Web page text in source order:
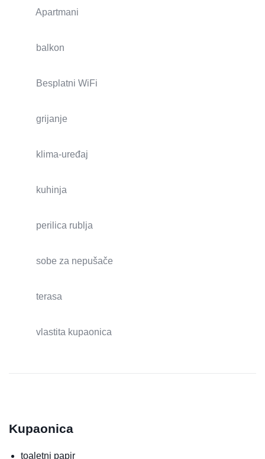
Apartmani
balkon
Besplatni WiFi
grijanje
klima-uređaj
kuhinja
perilica rublja
sobe za nepušače
terasa
vlastita kupaonica
Kupaonica
toaletni papir